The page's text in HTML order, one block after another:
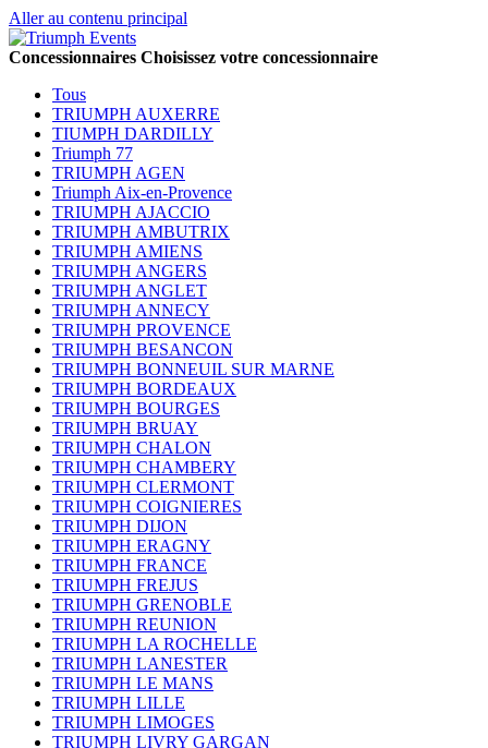
Aller au contenu principal
Concessionnaires Choisissez votre concessionnaire
Tous
TRIUMPH AUXERRE
TIUMPH DARDILLY
Triumph 77
TRIUMPH AGEN
Triumph Aix-en-Provence
TRIUMPH AJACCIO
TRIUMPH AMBUTRIX
TRIUMPH AMIENS
TRIUMPH ANGERS
TRIUMPH ANGLET
TRIUMPH ANNECY
TRIUMPH PROVENCE
TRIUMPH BESANCON
TRIUMPH BONNEUIL SUR MARNE
TRIUMPH BORDEAUX
TRIUMPH BOURGES
TRIUMPH BRUAY
TRIUMPH CHALON
TRIUMPH CHAMBERY
TRIUMPH CLERMONT
TRIUMPH COIGNIERES
TRIUMPH DIJON
TRIUMPH ERAGNY
TRIUMPH FRANCE
TRIUMPH FREJUS
TRIUMPH GRENOBLE
TRIUMPH REUNION
TRIUMPH LA ROCHELLE
TRIUMPH LANESTER
TRIUMPH LE MANS
TRIUMPH LILLE
TRIUMPH LIMOGES
TRIUMPH LIVRY GARGAN